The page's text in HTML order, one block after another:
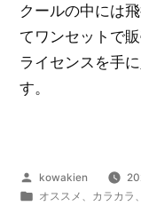
クールの中には
てワンセットで
ライセンスを手
す。
投
稿
kowakien
カ
オススメ カラカラ